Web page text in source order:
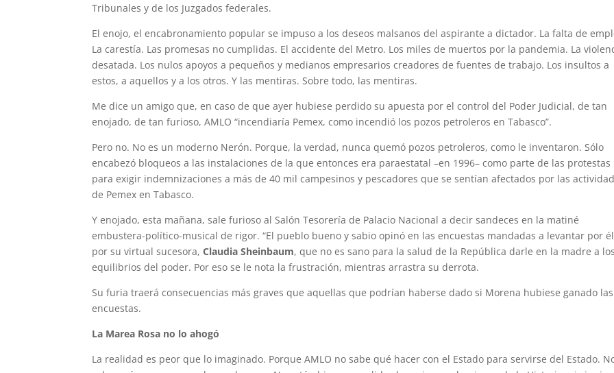
Tribunales y de los Juzgados federales.
El enojo, el encabronamiento popular se impuso a los deseos malsanos del aspirante a dictador. La falta de
La carestía. Las promesas no cumplidas. El accidente del Metro. Los miles de muertos por la pandemia. La
desatada. Los nulos apoyos a pequeños y medianos empresarios creadores de fuentes de trabajo. Los insultos a
estos, a aquellos y a los otros. Y las mentiras. Sobre todo, las mentiras.
Me dice un amigo que, en caso de que ayer hubiese perdido su apuesta por el control del Poder Judicial, de tan
enojado, de tan furioso, AMLO “incendiaría Pemex, como incendió los pozos petroleros en Tabasco”.
Pero no. No es un moderno Nerón. Porque, la verdad, nunca quemó pozos petroleros, como le inventaron. Sólo
encabezó bloqueos a las instalaciones de la que entonces era paraestatal –en 1996– como parte de las protestas
para exigir indemnizaciones a más de 40 mil campesinos y pescadores que se sentían afectados por las
de Pemex en Tabasco.
Y enojado, esta mañana, sale furioso al Salón Tesorería de Palacio Nacional a decir sandeces en la matiné
embustera-político-musical de rigor. “El pueblo bueno y sabio opinó en las encuestas mandadas a levantar por
por su virtual sucesora,Claudia Sheinbaum, que no es sano para la salud de la República darle en la madre a los
equilibrios del poder. Por eso se le nota la frustración, mientras arrastra su derrota.
Su furia traerá consecuencias más graves que aquellas que podrían haberse dado si Morena hubiese ganado las
encuestas.
La Marea Rosa no lo ahogó
La realidad es peor que lo imaginado. Porque AMLO no sabe qué hacer con el Estado para servirse del Estado.